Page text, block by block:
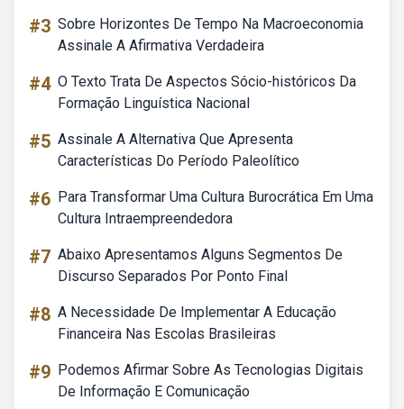
#3 Sobre Horizontes De Tempo Na Macroeconomia
Assinale A Afirmativa Verdadeira
#4 O Texto Trata De Aspectos Sócio-históricos Da
Formação Linguística Nacional
#5 Assinale A Alternativa Que Apresenta
Características Do Período Paleolítico
#6 Para Transformar Uma Cultura Burocrática Em Uma
Cultura Intraempreendedora
#7 Abaixo Apresentamos Alguns Segmentos De
Discurso Separados Por Ponto Final
#8 A Necessidade De Implementar A Educação
Financeira Nas Escolas Brasileiras
#9 Podemos Afirmar Sobre As Tecnologias Digitais
De Informação E Comunicação